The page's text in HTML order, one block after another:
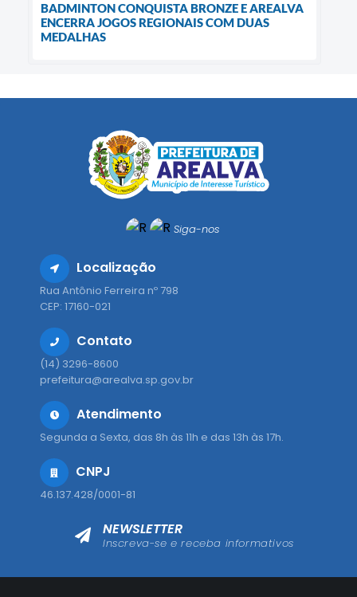
BADMINTON CONQUISTA BRONZE E AREALVA
ENCERRA JOGOS REGIONAIS COM DUAS
MEDALHAS
Siga-nos
Localização
Rua Antônio Ferreira nº 798
CEP: 17160-021
Contato
(14) 3296-8600
prefeitura@arealva.sp.gov.br
Atendimento
Segunda a Sexta, das 8h às 11h e das 13h às 17h.
CNPJ
46.137.428/0001-81
NEWSLETTER
Inscreva-se e receba informativos